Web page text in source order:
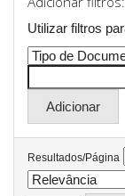
Utilizar filtros
Resultados/Página